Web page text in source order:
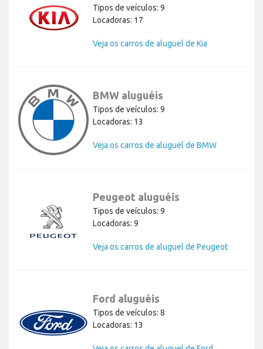
Tipos de veículos: 9
Locadoras: 17
Veja os carros de aluguel de Kia
BMW aluguéis
Tipos de veículos: 9
Locadoras: 13
Veja os carros de aluguel de BMW
Peugeot aluguéis
Tipos de veículos: 9
Locadoras: 9
Veja os carros de aluguel de Peugeot
Ford aluguéis
Tipos de veículos: 8
Locadoras: 13